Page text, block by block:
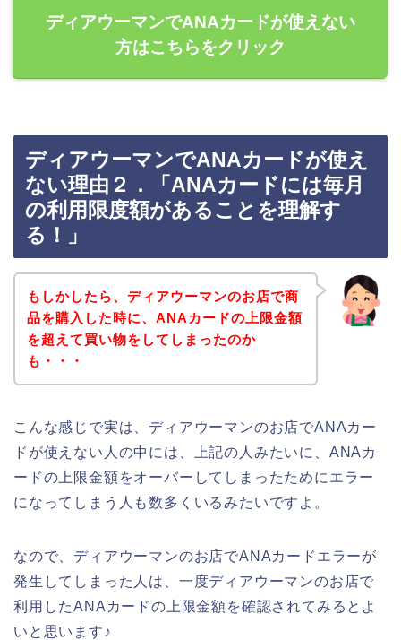
ディアウーマンでANAカードが使えない
方はこちらをクリック
ディアウーマンでANAカードが使え
ない理由２．「ANAカードには毎月
の利用限度額があることを理解す
る！」
もしかしたら、ディアウーマンのお店で商
品を購入した時に、ANAカードの上限金額
を超えて買い物をしてしまったのか
も・・・
こんな感じで実は、ディアウーマンのお店でANAカー
ドが使えない人の中には、上記の人みたいに、ANAカ
ードの上限金額をオーバーしてしまったためにエラー
になってしまう人も数多くいるみたいですよ。
なので、ディアウーマンのお店でANAカードエラーが
発生してしまった人は、一度ディアウーマンのお店で
利用したANAカードの上限金額を確認されてみるとよ
いと思います♪